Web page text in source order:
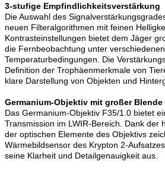
3-stufige Empfindlichkeitsverstärkung
Die Auswahl des
neuen Filteralgorithmen mit feinen
Kontrasteinstellungen bietet dem Jäger
die Fernbeobachtung unter
Temperaturbedingungen. Die
Definition der Trophäenmerkmale von
klare Darstellung von Objekten und
Germanium-Objektiv mit großer Blende
Das Germanium-Objektiv F35/1.0 bietet
Transmission im LWIR-Bereich. Dank der
der optischen Elemente des Objektivs
Wärmebildsensor des Krypton 2-
seine Klarheit und Detailgenauigkeit aus.